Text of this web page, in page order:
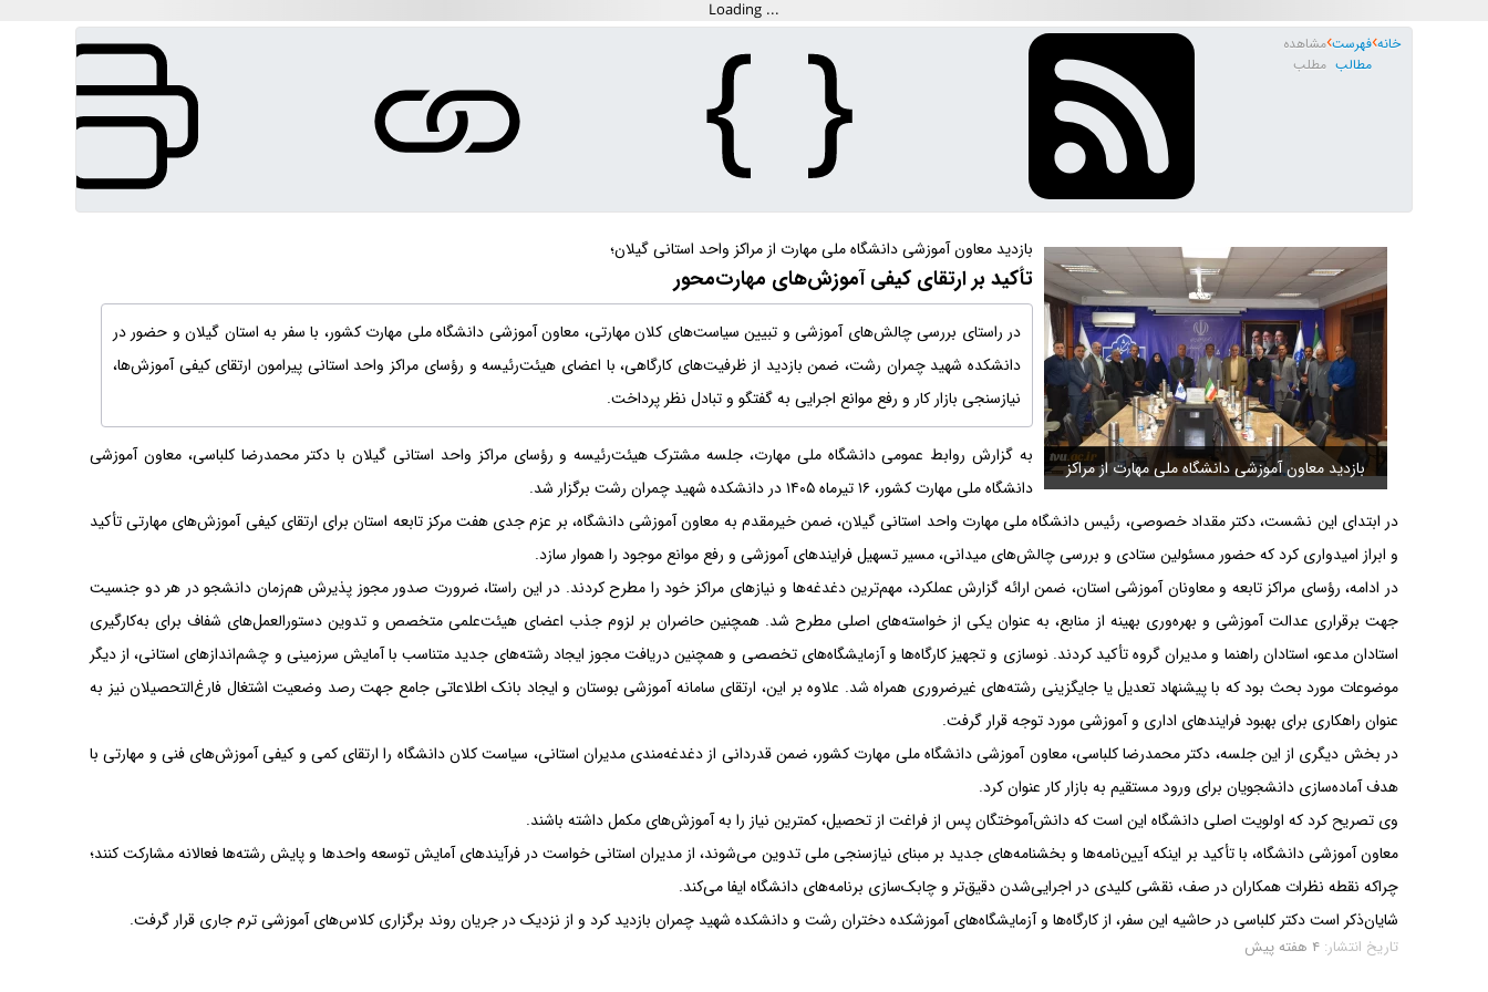
خانه فهرست
مطالب
مشاهده
مطلب
بازدید معاون آموزشی دانشگاه ملی مهارت از مراکز
مهارت‌محور 7
مهارت از مراکز
بازدید معاون آموزشی دانشگاه ملی مهارت از مراکز واحد استانی گیلان؛
تأکید بر ارتقای کیفی آموزش‌های مهارت‌محور
در راستای بررسی چالش‌های آموزشی و تبیین سیاست‌های کلان مهارتی، معاون آموزشی دانشگاه ملی مهارت کشور، با سفر به استان گیلان و حضور در
دانشکده شهید چمران رشت، ضمن بازدید از ظرفیت‌های کارگاهی، با اعضای هیئت‌رئیسه و رؤسای مراکز واحد استانی پیرامون ارتقای کیفی آموزش‌ها،
نیازسنجی بازار کار و رفع موانع اجرایی به گفتگو و تبادل نظر پرداخت.
به گزارش روابط عمومی دانشگاه ملی مهارت، جلسه مشترک هیئت‌رئیسه و رؤسای مراکز واحد استانی گیلان با دکتر محمدرضا کلباسی، معاون آموزشی
دانشگاه ملی مهارت کشور، ۱۶ تیرماه ۱۴۰۵ در دانشکده شهید چمران رشت برگزار شد.
در ابتدای این نشست، دکتر مقداد خصوصی، رئیس دانشگاه ملی مهارت واحد استانی گیلان، ضمن خیرمقدم به معاون آموزشی دانشگاه، بر عزم جدی هفت مرکز تابعه استان برای ارتقای کیفی آموزش‌های مهارتی تأکید
و ابراز امیدواری کرد که حضور مسئولین ستادی و بررسی چالش‌های میدانی، مسیر تسهیل فرایندهای آموزشی و رفع موانع موجود را هموار سازد.
در ادامه، رؤسای مراکز تابعه و معاونان آموزشی استان، ضمن ارائه گزارش عملکرد، مهم‌ترین دغدغه‌ها و نیازهای مراکز خود را مطرح کردند. در این راستا، ضرورت صدور مجوز پذیرش هم‌زمان دانشجو در هر دو جنسیت
جهت برقراری عدالت آموزشی و بهره‌وری بهینه از منابع، به عنوان یکی از خواسته‌های اصلی مطرح شد. همچنین حاضران بر لزوم جذب اعضای هیئت‌علمی متخصص و تدوین دستورالعمل‌های شفاف برای به‌کارگیری
استادان مدعو، استادان راهنما و مدیران گروه تأکید کردند. نوسازی و تجهیز کارگاه‌ها و آزمایشگاه‌های تخصصی و همچنین دریافت مجوز ایجاد رشته‌های جدید متناسب با آمایش سرزمینی و چشم‌اندازهای استانی، از دیگر
موضوعات مورد بحث بود که با پیشنهاد تعدیل یا جایگزینی رشته‌های غیرضروری همراه شد. علاوه بر این، ارتقای سامانه آموزشی بوستان و ایجاد بانک اطلاعاتی جامع جهت رصد وضعیت اشتغال فارغ‌التحصیلان نیز به
عنوان راهکاری برای بهبود فرایندهای اداری و آموزشی مورد توجه قرار گرفت.
در بخش دیگری از این جلسه، دکتر محمدرضا کلباسی، معاون آموزشی دانشگاه ملی مهارت کشور، ضمن قدردانی از دغدغه‌مندی مدیران استانی، سیاست کلان دانشگاه را ارتقای کمی و کیفی آموزش‌های فنی و مهارتی با
هدف آماده‌سازی دانشجویان برای ورود مستقیم به بازار کار عنوان کرد.
وی تصریح کرد که اولویت اصلی دانشگاه این است که دانش‌آموختگان پس از فراغت از تحصیل، کمترین نیاز را به آموزش‌های مکمل داشته باشند.
معاون آموزشی دانشگاه، با تأکید بر اینکه آیین‌نامه‌ها و بخشنامه‌های جدید بر مبنای نیازسنجی ملی تدوین می‌شوند، از مدیران استانی خواست در فرآیندهای آمایش توسعه واحدها و پایش رشته‌ها فعالانه مشارکت کنند؛
چراکه نقطه نظرات همکاران در صف، نقشی کلیدی در اجرایی‌شدن دقیق‌تر و چابک‌سازی برنامه‌های دانشگاه ایفا می‌کند.
شایان‌ذکر است دکتر کلباسی در حاشیه این سفر، از کارگاه‌ها و آزمایشگاه‌های آموزشکده دختران رشت و دانشکده شهید چمران بازدید کرد و از نزدیک در جریان روند برگزاری کلاس‌های آموزشی ترم جاری قرار گرفت.
تاریخ انتشار: ۴ هفته پیش